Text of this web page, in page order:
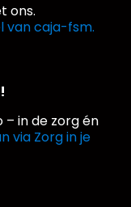
ons.
van caja-fsm.
in de zorg én
via Zorg in je